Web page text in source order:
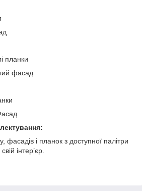
планки
фасад
фасадів і планок з доступної палітри
інтер’єр.